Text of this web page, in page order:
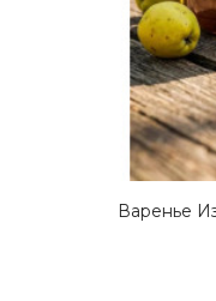
Варенье